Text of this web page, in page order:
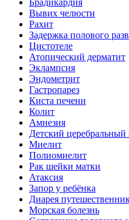
Брадикардия
Вывих челюсти
Рахит
Задержка полового
Цистотеле
Атопический дерматит
Эклампсия
Эндометрит
Гастропарез
Киста печени
Колит
Амнезия
Детский
Миелит
Полиомиелит
Рак шейки матки
Атаксия
Запор у ребёнка
Диарея
Морская болезнь